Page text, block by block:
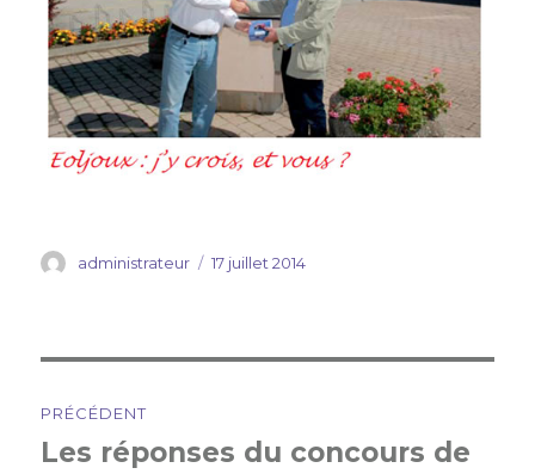
Auteur
administrateur
Publié
17 juillet 2014
de
PRÉCÉDENT
Article
Les réponses du concours de